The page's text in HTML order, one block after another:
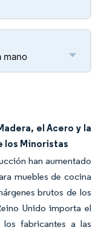
mano
el Acero y la
los Minoristas
han aumentado
muebles de cocina
brutos de los
Unido importa el
fabricantes a las